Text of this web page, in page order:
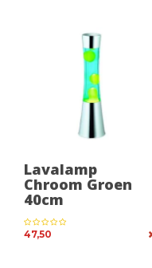
Lavalamp
Chroom Groen
40cm
47,50